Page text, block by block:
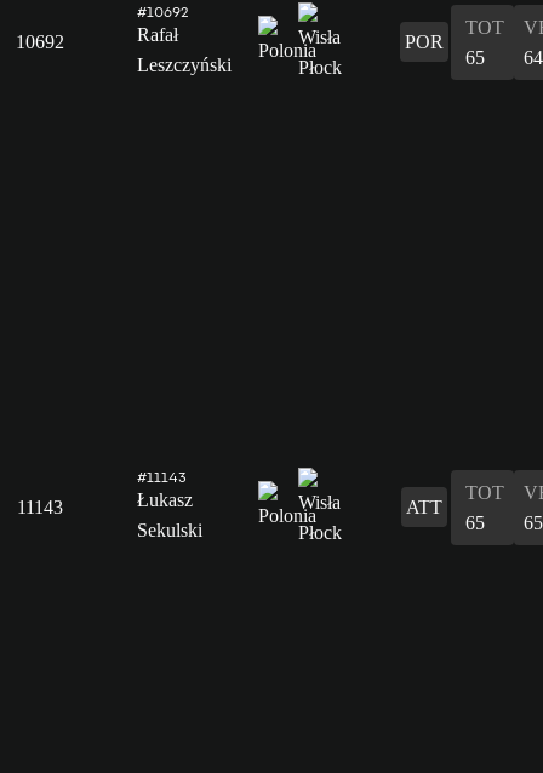
10692
#10692
Rafał
Leszczyński
POR
TOT
65
64
11143
#11143
Łukasz
Sekulski
ATT
TOT
65
65